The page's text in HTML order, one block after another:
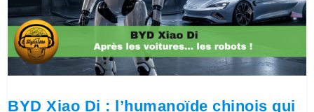
BYD Xiao Di : l’humanoïde chinois qui